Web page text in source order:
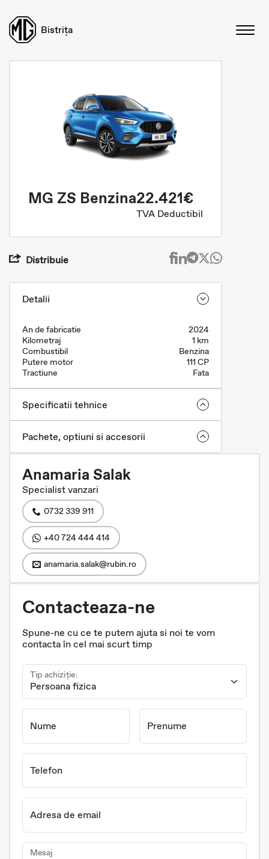
Bistrița
MG ZS Benzina22.421€
TVA Deductibil
Distribuie
Detalii
An de fabricatie
2024
Kilometraj
1 km
Combustibil
Benzina
Putere motor
111 CP
Tractiune
Fata
Specificatii tehnice
Pachete, optiuni si accesorii
Anamaria Salak
Specialist vanzari
0732 339 911
+40 724 444 414
anamaria.salak@rubin.ro
Contacteaza-ne
Spune-ne cu ce te putem ajuta si noi te vom
contacta în cel mai scurt timp
Tip achiziție:
Nume Prenume
Telefon
Adresa de email
Mesaj